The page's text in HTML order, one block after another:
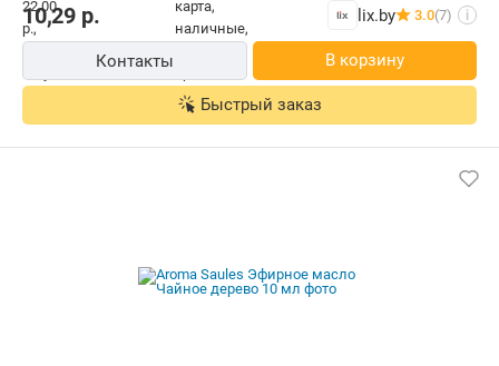
10,29 р. lix.by 3.0(7) i
Контакты В корзину
Быстрый заказ